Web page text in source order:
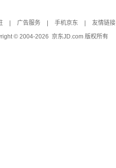
广告服务 手机京东 友情链接
© 2004-2026 京东JD.com 版权所有